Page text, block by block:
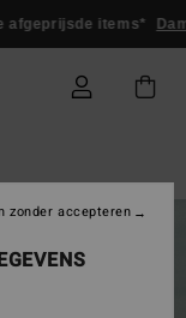
items*
zonder accepteren